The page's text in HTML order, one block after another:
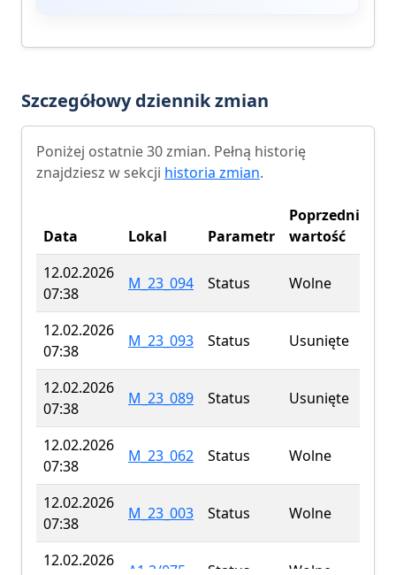
Szczegółowy dziennik zmian
Poniżej ostatnie 30 zmian. Pełną historię
znajdziesz w sekcji historia zmian.
Data Lokal Parametr
Poprzednia
wartość
12.02.2026
07:38
M_23_094 Status Wolne
12.02.2026
07:38
M_23_093 Status Usunięte
12.02.2026
07:38
M_23_089 Status Usunięte
12.02.2026
07:38
M_23_062 Status Wolne
12.02.2026
07:38
M_23_003 Status Wolne
12.02.2026
A1.2/075 Status Wolne